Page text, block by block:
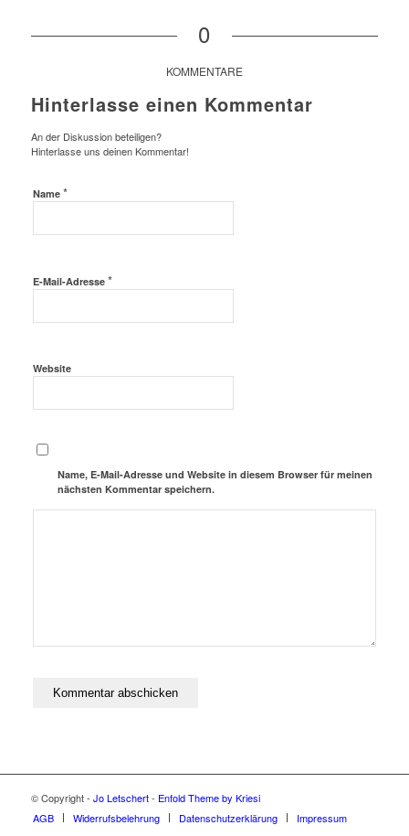
0
KOMMENTARE
Hinterlasse einen Kommentar
An der Diskussion beteiligen?
Hinterlasse uns deinen Kommentar!
Name *
E-Mail-Adresse *
Website
Name, E-Mail-Adresse und Website in diesem Browser für meinen
nächsten Kommentar speichern.
© Copyright - Jo Letschert- Enfold Theme by Kriesi
AGB
Widerrufsbelehrung Datenschutzerklärung Impressum